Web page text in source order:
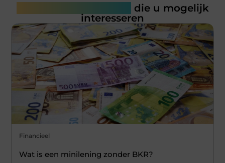
die u mogelijk
interesseren
Financieel
Wat is een minilening zonder BKR?